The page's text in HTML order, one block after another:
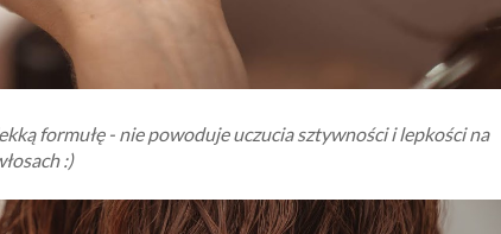
formułę - nie powoduje uczucia sztywności i lepkości na
:)